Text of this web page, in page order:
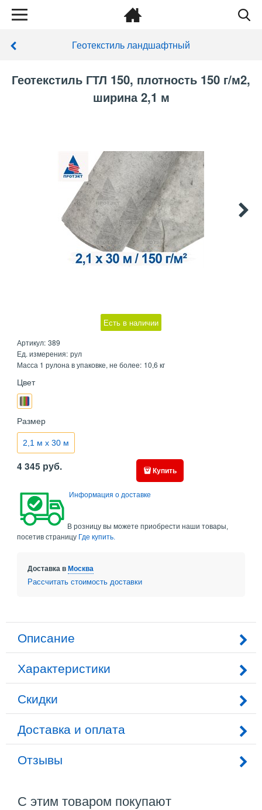
Геотекстиль ландшафтный
Геотекстиль ГТЛ 150, плотность 150 г/м2,
ширина 2,1 м
Есть в наличии
Артикул: 389
Ед. измерения: рул
Масса 1 рулона в упаковке, не более: 10,6 кг
Цвет
Размер
2,1 м х 30 м
4 345 руб. Купить
Информация о доставке
В розницу вы можете приобрести наши товары,
посетив страницу Где купить.
Доставка вМосква
Рассчитать стоимость доставки
Описание
Характеристики
Скидки
Доставка и оплата
Отзывы
С этим товаром покупают